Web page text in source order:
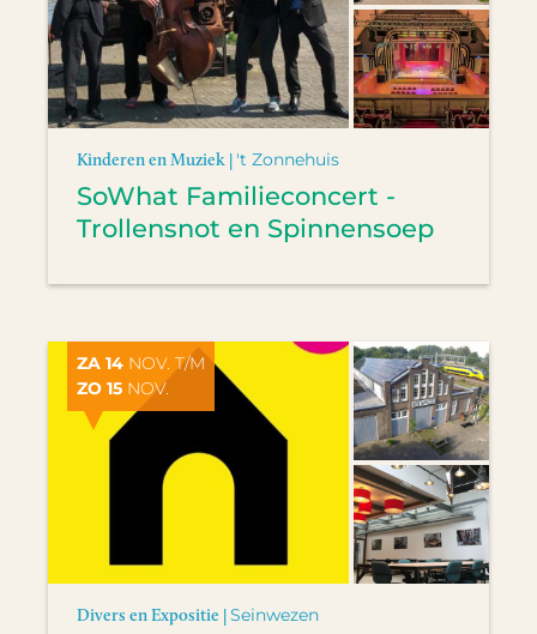
Kinderen en Muziek | 't Zonnehuis
SoWhat Familieconcert -
Trollensnot en Spinnensoep
ZA 14 NOV. T/M
ZO 15 NOV.
Divers en Expositie |Seinwezen